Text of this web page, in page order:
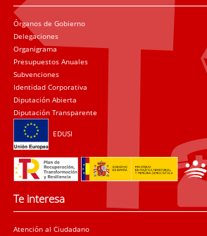
Órganos de Gobierno
Delegaciones
Organigrama
Presupuestos Anuales
Subvenciones
Identidad Corporativa
Diputación Abierta
Diputación Transparente
EDUSI
Te interesa
Atención al Ciudadano